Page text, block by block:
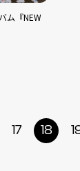
ム『NEW
17 18